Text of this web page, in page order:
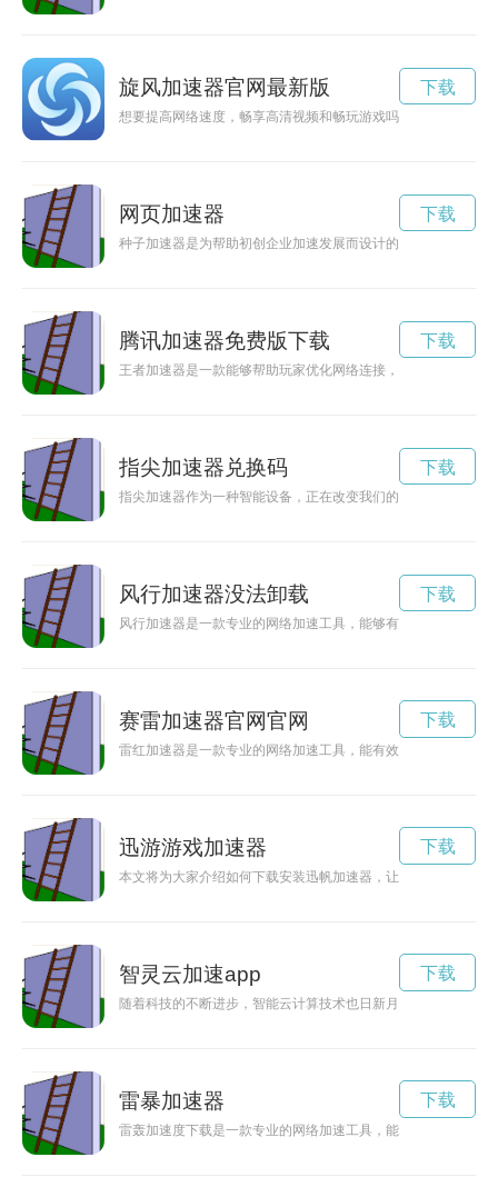
旋风加速器官网最新版
想要提高网络速度，畅享高清视频和畅玩游戏吗？快来下载旋
下载
网页加速器
种子加速器是为帮助初创企业加速发展而设计的创新机构，能
下载
腾讯加速器免费版下载
王者加速器是一款能够帮助玩家优化网络连接，提高游戏体验
下载
指尖加速器兑换码
指尖加速器作为一种智能设备，正在改变我们的生活方式，带
下载
风行加速器没法卸载
风行加速器是一款专业的网络加速工具，能够有效提高网络速
下载
赛雷加速器官网官网
雷红加速器是一款专业的网络加速工具，能有效提升网络速度
下载
迅游游戏加速器
本文将为大家介绍如何下载安装迅帆加速器，让您的网络加速更
下载
智灵云加速app
随着科技的不断进步，智能云计算技术也日新月异。智灵云加
下载
雷暴加速器
雷轰加速度下载是一款专业的网络加速工具，能够帮助用户有
下载